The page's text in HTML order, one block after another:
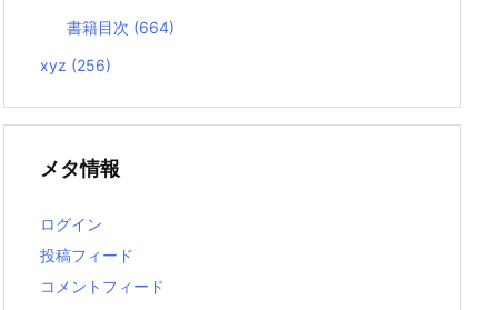
書籍目次 (664)
xyz (256)
メタ情報
ログイン
投稿フィード
コメントフィード